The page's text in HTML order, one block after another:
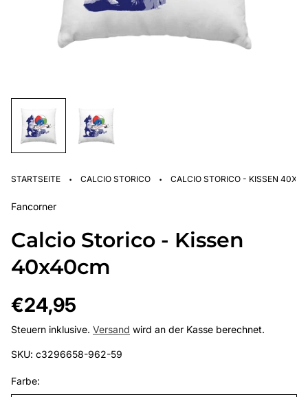
STARTSEITE · CALCIO STORICO · CALCIO STORICO - KISSEN
Fancorner
Calcio Storico - Kissen
40x40cm
Regulärer
Preis
€24,95
Steuern inklusive. Versand wird an der Kasse berechnet.
SKU: c3296658-962-59
Farbe: